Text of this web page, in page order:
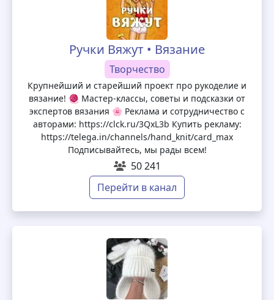
Ручки Вяжут • Вязание
Творчество
Крупнейший и старейший проект про рукоделие и
вязание! 🧶 Мастер-классы, советы и подсказки от
экспертов вязания 🌸 Реклама и сотрудничество с
авторами: https://clck.ru/3QxL3b Купить рекламу:
https://telega.in/channels/hand_knit/card_max
Подписывайтесь, мы рады всем!
50 241
Перейти в канал